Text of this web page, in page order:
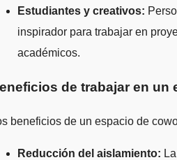
Estudiantes y creativos:
inspirador para trabajar en
académicos.
de trabajar en un
beneficios de un espacio de
Reducción del aislamiento: